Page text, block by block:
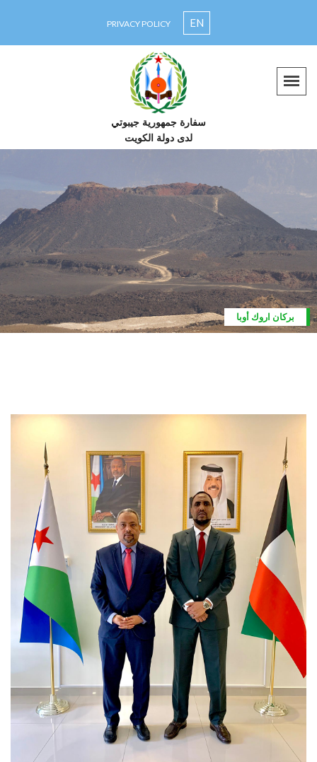
PRIVACY POLICY
سفارة جمهورية جيبوتي
لدى دولة الكويت
اروك أوبا